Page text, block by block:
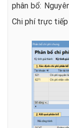
phân bổ:
Chi phí trực tiếp